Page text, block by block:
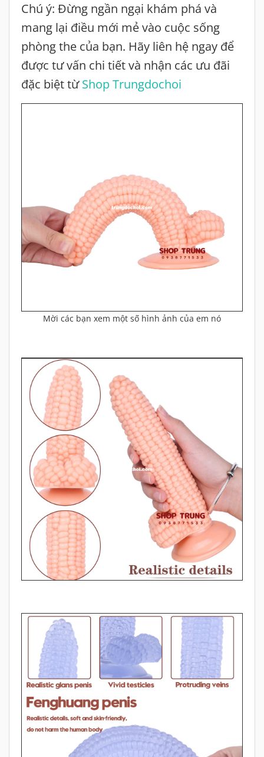
Chú ý: Đừng ngần ngại khám phá và
mang lại điều mới mẻ vào cuộc sống
phòng the của bạn. Hãy liên hệ ngay để
được tư vấn chi tiết và nhận các ưu đãi
đặc biệt từShop Trungdochoi
Mời các bạn xem một số hình ảnh của em nó